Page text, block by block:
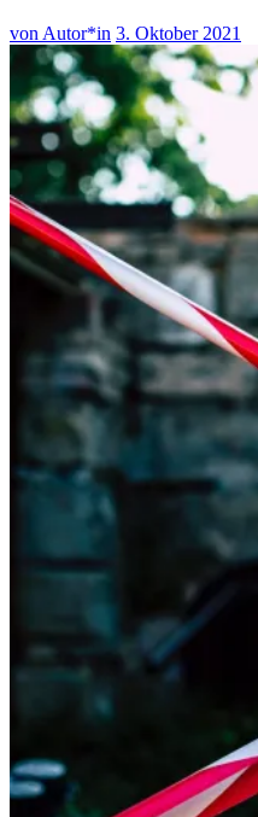
von Autor*in 3. Oktober 2021